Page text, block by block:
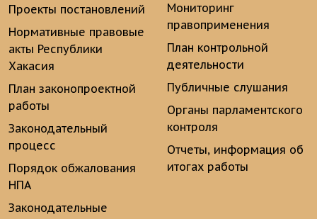
Проекты постановлений
Нормативные правовые
акты Республики
Хакасия
План законопроектной
работы
Законодательный
процесс
Порядок обжалования
НПА
Законодательные
Мониторинг
правоприменения
План контрольной
деятельности
Публичные слушания
Органы парламентского
контроля
Отчеты, информация об
итогах работы